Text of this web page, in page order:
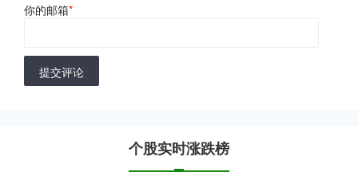
你的邮箱*
提交评论
个股实时涨跌榜